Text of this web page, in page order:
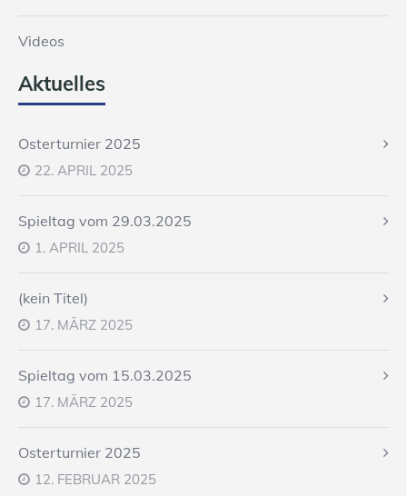
Videos
Aktuelles
Osterturnier 2025
22. APRIL 2025
Spieltag vom 29.03.2025
1. APRIL 2025
(kein Titel)
17. MÄRZ 2025
Spieltag vom 15.03.2025
17. MÄRZ 2025
Osterturnier 2025
12. FEBRUAR 2025